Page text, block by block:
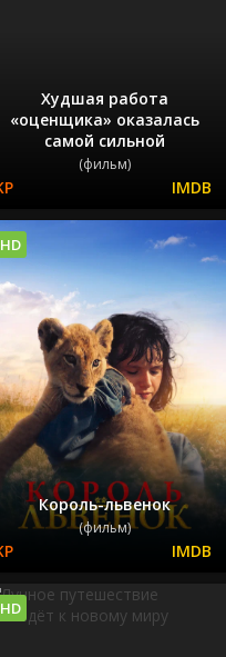
Худшая работа
«оценщика» оказалась
самой сильной
(фильм)
Король-львенок
(фильм)
HD
HD